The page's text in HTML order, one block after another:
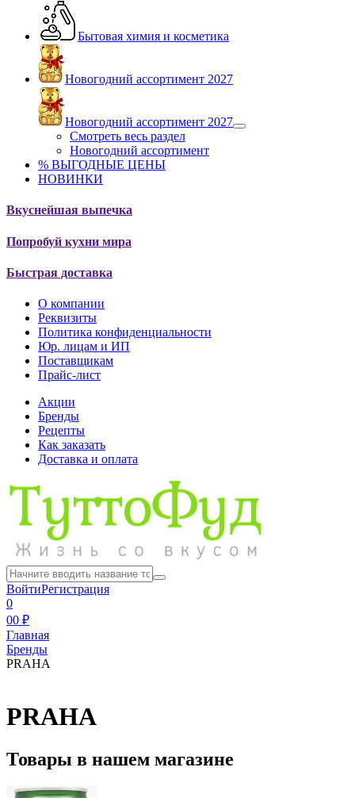
Бытовая химия и косметика
Новогодний ассортимент 2027
Новогодний ассортимент 2027
Смотреть весь раздел
Новогодний ассортимент
% ВЫГОДНЫЕ ЦЕНЫ
НОВИНКИ
Вкуснейшая выпечка
Попробуй кухни мира
Быстрая доставка
О компании
Реквизиты
Политика конфиденциальности
Юр. лицам и ИП
Поставщикам
Прайс-лист
Акции
Бренды
Рецепты
Как заказать
Доставка и оплата
ВойтиРегистрация
0
00 ₽
Главная
Бренды
PRAHA
PRAHA
Товары в нашем магазине